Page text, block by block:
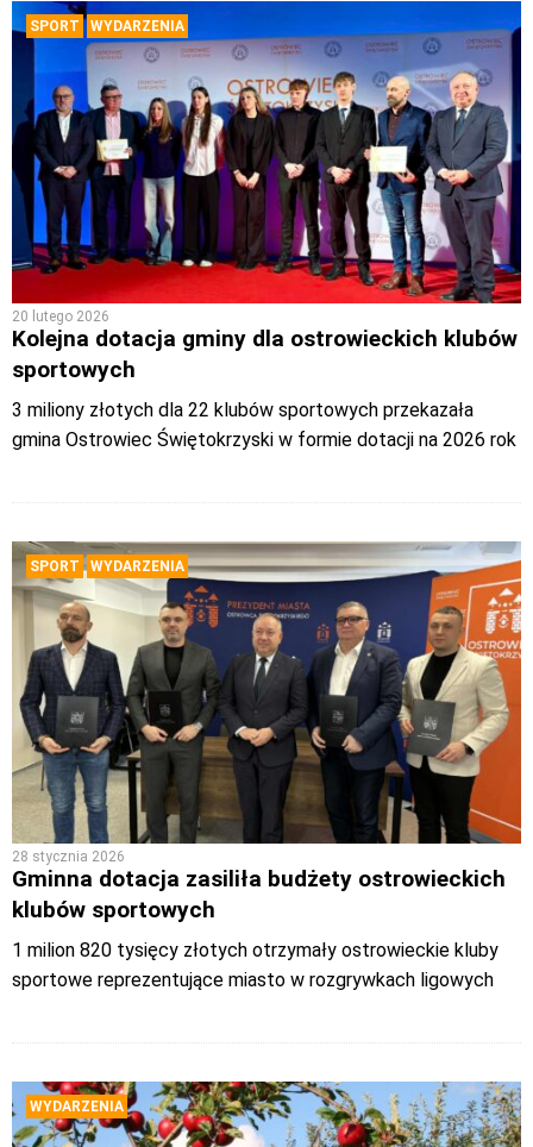
SPORT WYDARZENIA
20 lutego 2026
Kolejna dotacja gminy dla ostrowieckich klubów
sportowych
3 miliony złotych dla 22 klubów sportowych przekazała
gmina Ostrowiec Świętokrzyski w formie dotacji na 2026 rok
SPORT WYDARZENIA
28 stycznia 2026
Gminna dotacja zasiliła budżety ostrowieckich
klubów sportowych
1 milion 820 tysięcy złotych otrzymały ostrowieckie kluby
sportowe reprezentujące miasto w rozgrywkach ligowych
WYDARZENIA